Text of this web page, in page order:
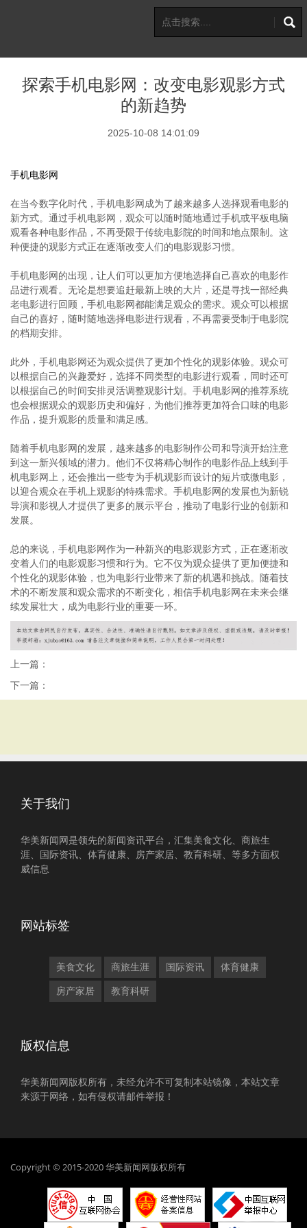
探索手机电影网：改变电影观影方式
的新趋势
2025-10-08 14:01:09
手机电影网
在当今数字化时代，手机电影网成为了越来越多人选择观看电影的
新方式。通过手机电影网，观众可以随时随地通过手机或平板电脑
观看各种电影作品，不再受限于传统电影院的时间和地点限制。这
种便捷的观影方式正在逐渐改变人们的电影观影习惯。
手机电影网的出现，让人们可以更加方便地选择自己喜欢的电影作
品进行观看。无论是想要追赶最新上映的大片，还是寻找一部经典
老电影进行回顾，手机电影网都能满足观众的需求。观众可以根据
自己的喜好，随时随地选择电影进行观看，不再需要受制于电影院
的档期安排。
此外，手机电影网还为观众提供了更加个性化的观影体验。观众可
以根据自己的兴趣爱好，选择不同类型的电影进行观看，同时还可
以根据自己的时间安排灵活调整观影计划。手机电影网的推荐系统
也会根据观众的观影历史和偏好，为他们推荐更加符合口味的电影
作品，提升观影的质量和满足感。
随着手机电影网的发展，越来越多的电影制作公司和导演开始注意
到这一新兴领域的潜力。他们不仅将精心制作的电影作品上线到手
机电影网上，还会推出一些专为手机观影而设计的短片或微电影，
以迎合观众在手机上观影的特殊需求。手机电影网的发展也为新锐
导演和影视人才提供了更多的展示平台，推动了电影行业的创新和
发展。
总的来说，手机电影网作为一种新兴的电影观影方式，正在逐渐改
变着人们的电影观影习惯和行为。它不仅为观众提供了更加便捷和
个性化的观影体验，也为电影行业带来了新的机遇和挑战。随着技
术的不断发展和观众需求的不断变化，相信手机电影网在未来会继
续发展壮大，成为电影行业的重要一环。
上一篇：
下一篇：
关于我们
华美新闻网是领先的新闻资讯平台，汇集美食文化、商旅生
涯、国际资讯、体育健康、房产家居、教育科研、等多方面权
威信息
网站标签
美食文化 商旅生涯 国际资讯 体育健康
房产家居 教育科研
版权信息
华美新闻网版权所有，未经允许不可复制本站镜像，本站文章
来源于网络，如有侵权请邮件举报！
Copyright © 2015-2020 华美新闻网版权所有